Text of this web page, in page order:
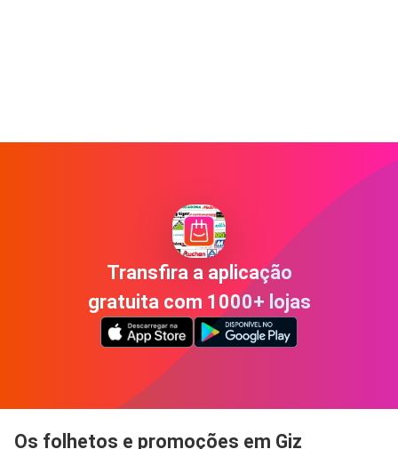
Transfira a aplicação
gratuita com 1000+ lojas
Os folhetos e promoções em Giz